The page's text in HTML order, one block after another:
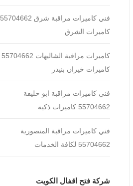
فني كاميرات مراقبة شرق 55704662
كاميرات الشرق
كاميرات مراقبة الشاليهات 55704662
كاميرات خيران بنيدر
فني كاميرات مراقبة ابو حليفة
55704662 كاميرات ذكية
فني كاميرات مراقبة المنصورية
55704662 لكافة الخدمات
شركة فتح اقفال الكويت